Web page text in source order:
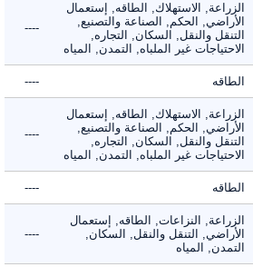
الزراعة, الاستهلاك, الطاقه, إستعمال
الأراضي, الحكم, الصناعة والتصنيع,
التنقل والنقل, السكان, التجاره,
الاحتياجات غير الملباه, التمدن, المياه
----
الطاقه ----
الزراعة, الاستهلاك, الطاقه, إستعمال
الأراضي, الحكم, الصناعة والتصنيع,
التنقل والنقل, السكان, التجاره,
الاحتياجات غير الملباه, التمدن, المياه
----
الطاقه ----
الزراعة, النزاعات, الطاقه, إستعمال
الأراضي, التنقل والنقل, السكان,
التمدن, المياه
----